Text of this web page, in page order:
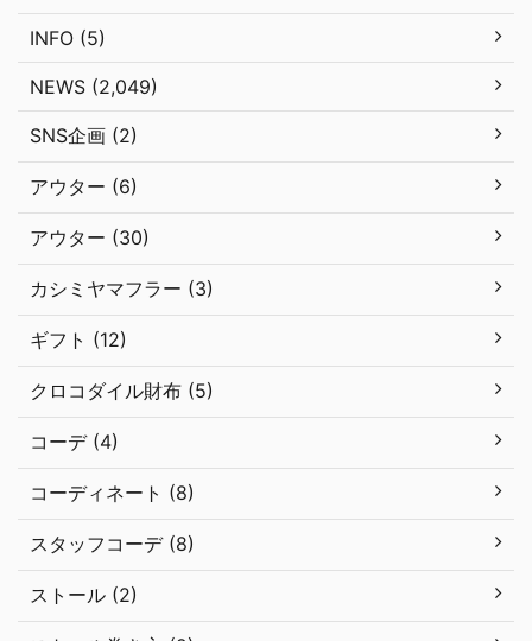
INFO (5)
NEWS (2,049)
SNS企画 (2)
アウター (6)
アウター (30)
カシミヤマフラー (3)
ギフト (12)
クロコダイル財布 (5)
コーデ (4)
コーディネート (8)
スタッフコーデ (8)
ストール (2)